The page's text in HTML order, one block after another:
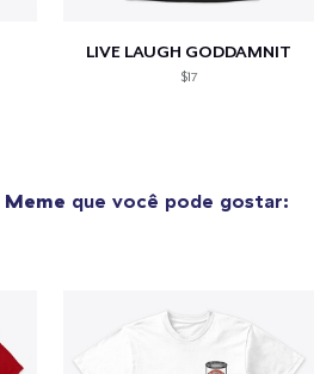
LIVE LAUGH GODDAMNIT
$17
Meme que você pode gostar: